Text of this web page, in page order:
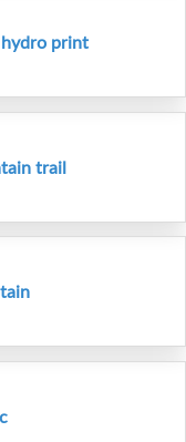
print
trail